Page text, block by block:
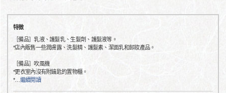
特徵
［備品］乳液、護髮乳、生髮劑、護髮液等。
*店內販售一些潤膚露、洗髮精、護髮素、潔面乳和卸妝產品。
［備品］吹風機
*更衣室內沒有附鑰匙的置物櫃。
*… 繼續閱讀